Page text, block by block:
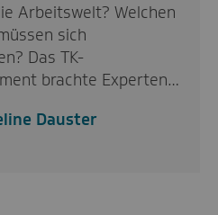
Arbeitswelt? Welchen
sich
Das TK-
brachte Experten…
Dauster